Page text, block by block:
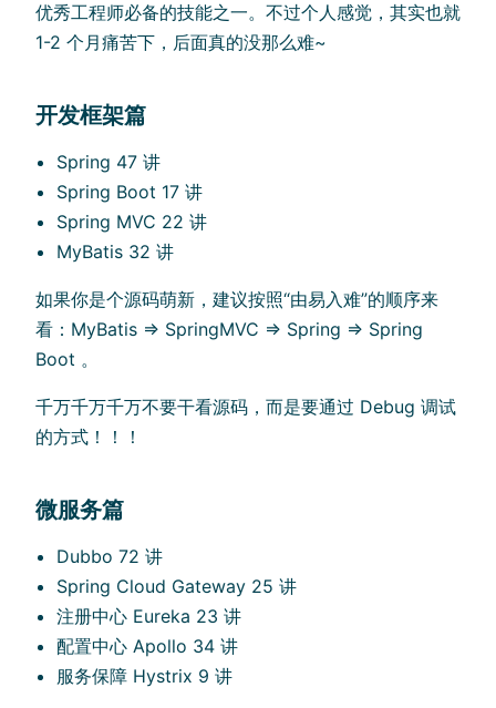
优秀工程师必备的技能之一。不过个人感觉，其实也就
1-2 个月痛苦下，后面真的没那么难~
开发框架篇
Spring 47 讲
Spring Boot 17 讲
Spring MVC 22 讲
MyBatis 32 讲
如果你是个源码萌新，建议按照“由易入难”的顺序来
看：MyBatis => SpringMVC => Spring => Spring
Boot 。
千万千万千万不要干看源码，而是要通过 Debug 调试
的方式！！！
微服务篇
Dubbo 72 讲
Spring Cloud Gateway 25 讲
注册中心 Eureka 23 讲
配置中心 Apollo 34 讲
服务保障 Hystrix 9 讲